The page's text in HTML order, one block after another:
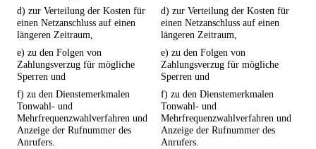
d) zur Verteilung der Kosten für
einen Netzanschluss auf einen
längeren Zeitraum,
d) zur Verteilung der Kosten für
einen Netzanschluss auf einen
längeren Zeitraum,
e) zu den Folgen von
Zahlungsverzug für mögliche
Sperren und
e) zu den Folgen von
Zahlungsverzug für mögliche
Sperren und
f) zu den Dienstemerkmalen
Tonwahl- und
Mehrfrequenzwahlverfahren und
Anzeige der Rufnummer des
Anrufers.
f) zu den Dienstemerkmalen
Tonwahl- und
Mehrfrequenzwahlverfahren und
Anzeige der Rufnummer des
Anrufers.